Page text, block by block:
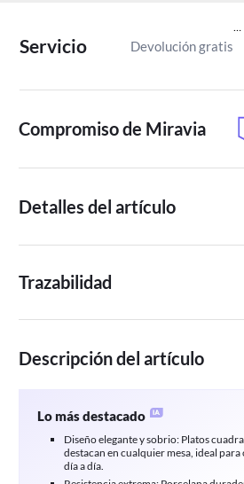
Servicio Devolución gratis
Compromiso de Miravia
Detalles del artículo
Trazabilidad
Descripción del artículo
Lo más destacado
Diseño elegante y sobrio: Platos
destacan en cualquier mesa, ideal para
día a día.